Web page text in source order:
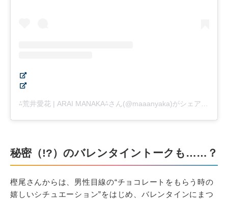
秘密（!?）のバレンタイントークも……？
樫尾さんからは、男性目線の“チョコレートをもらう時の
嬉しいシチュエーション”をはじめ、バレンタインにまつ